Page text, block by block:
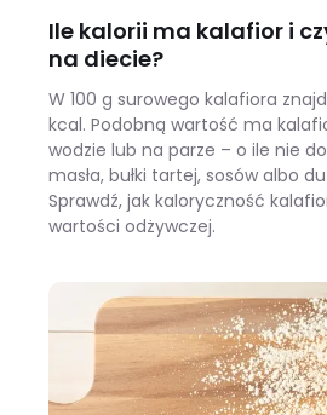
Ile kalorii ma kalafior i
na diecie?
W 100 g surowego kalafiora
kcal. Podobną wartość ma
wodzie lub na parze – o ile nie
masła, bułki tartej, sosów albo
Sprawdź, jak kaloryczność
wartości odżywczej.